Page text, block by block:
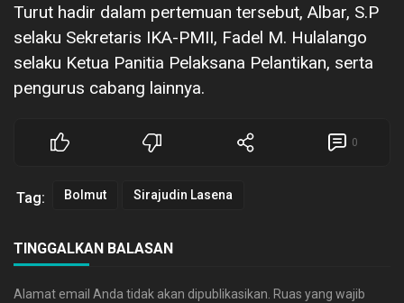
Turut hadir dalam pertemuan tersebut, Albar, S.P
selaku Sekretaris IKA-PMII, Fadel M. Hulalango
selaku Ketua Panitia Pelaksana Pelantikan, serta
pengurus cabang lainnya.
0
Tag: Bolmut Sirajudin Lasena
TINGGALKAN BALASAN
Alamat email Anda tidak akan dipublikasikan. Ruas yang wajib